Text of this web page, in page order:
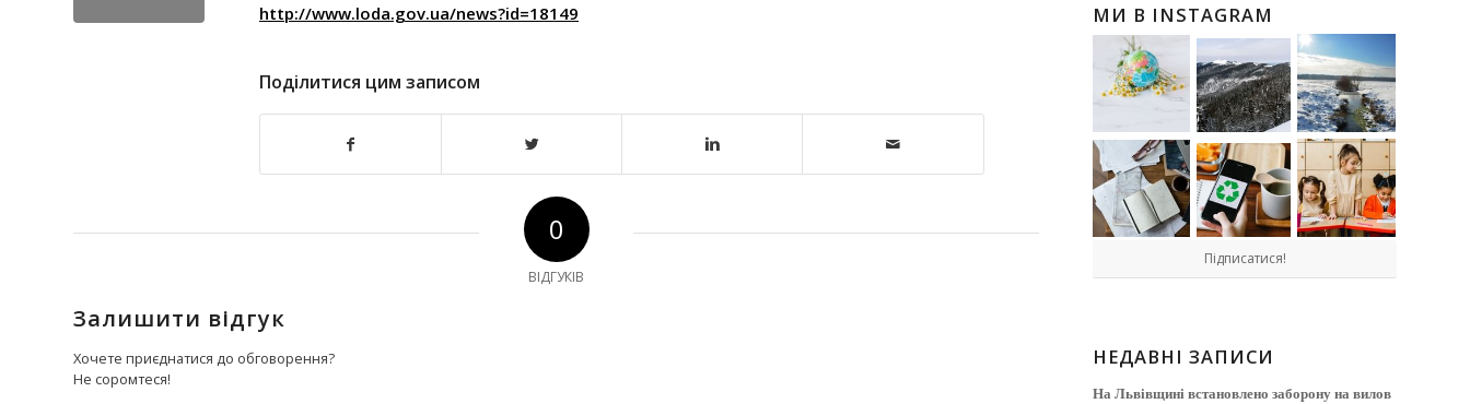
http://www.loda.gov.ua/news?id=18149
Поділитися цим записом
0
ВІДГУКІВ
Залишити відгук
Хочете приєднатися до обговорення?
Не соромтеся!
МИ В INSTAGRAM
Підписатися!
НЕДАВНІ ЗАПИСИ
На Львівщині встановлено заборону на вилов